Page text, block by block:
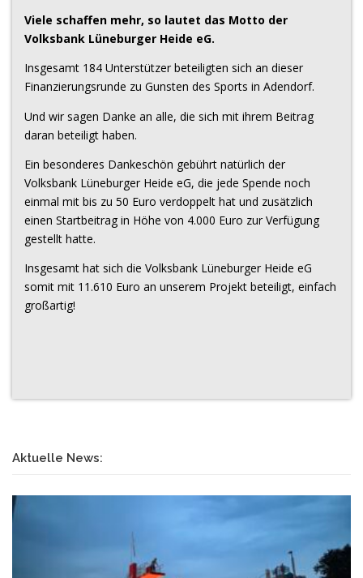
Viele schaffen mehr, so lautet das Motto der
Volksbank Lüneburger Heide eG.
Insgesamt 184 Unterstützer beteiligten sich an dieser
Finanzierungsrunde zu Gunsten des Sports in Adendorf.
Und wir sagen Danke an alle, die sich mit ihrem Beitrag
daran beteiligt haben.
Ein besonderes Dankeschön gebührt natürlich der
Volksbank Lüneburger Heide eG, die jede Spende noch
einmal mit bis zu 50 Euro verdoppelt hat und zusätzlich
einen Startbeitrag in Höhe von 4.000 Euro zur Verfügung
gestellt hatte.
Insgesamt hat sich die Volksbank Lüneburger Heide eG
somit mit 11.610 Euro an unserem Projekt beteiligt, einfach
großartig!
Aktuelle News: